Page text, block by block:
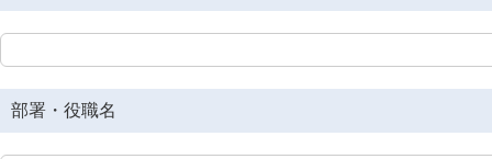
部署・役職名